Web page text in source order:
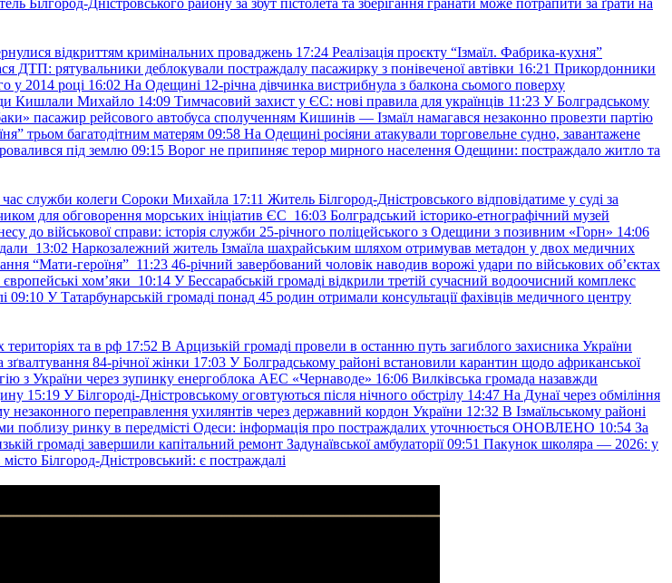
Білгород-Дністровського району за збут пістолета та зберігання гранати може потрапити за ґрати на
відкриттям кримінальних проваджень 17:24 Реалізація проєкту “Ізмаїл. Фабрика-кухня”
ДТП: рятувальники деблокували постраждалу пасажирку з понівеченої автівки 16:21 Прикордонники
у 2014 році 16:02 На Одещині 12-річна дівчинка вистрибнула з балкона сьомого поверху
Кишлали Михайло 14:09 Тимчасовий захист у ЄС: нові правила для українців 11:23 У Болградському
пасажир рейсового автобуса сполученням Кишинів — Ізмаїл намагався незаконно провезти партію
трьом багатодітним матерям 09:58 На Одещині росіяни атакували торговельне судно, завантажене
під землю 09:15 Ворог не припиняє терор мирного населення Одещини: постраждало житло та
час служби колеги Сороки Михайла 17:11 Житель Білгород-Дністровського відповідатиме у суді за
для обговорення морських ініціатив ЄС 16:03 Болградський історико-етнографічний музей
до військової справи: історія служби 25-річного поліцейського з Одещини з позивним «Горн» 14:06
13:02 Наркозалежний житель Ізмаїла шахрайським шляхом отримував метадон у двох медичних
“Мати-героїня” 11:23 46-річний завербований чоловік наводив ворожі удари по військових обʼєктах
хом’яки 10:14 У Бессарабській громаді відкрили третій сучасний водоочисний комплекс
09:10 У Татарбунарській громаді понад 45 родин отримали консультації фахівців медичного центру
та в рф 17:52 В Арцизькій громаді провели в останню путь загиблого захисника України
84-річної жінки 17:03 У Болградському районі встановили карантин щодо африканської
з України через зупинку енергоблока АЕС «Чернаводе» 16:06 Вилківська громада назавжди
15:19 У Білгороді-Дністровському оговтуються після нічного обстрілу 14:47 На Дунаї через обміління
переправлення ухилянтів через державний кордон України 12:32 В Ізмаїльському районі
поблизу ринку в передмісті Одеси: інформація про постраждалих уточнюється ОНОВЛЕНО 10:54 За
громаді завершили капітальний ремонт Задунаївської амбулаторії 09:51 Пакунок школяра — 2026: у
Білгород-Дністровський: є постраждалі